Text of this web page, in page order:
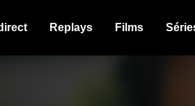
Replays Films